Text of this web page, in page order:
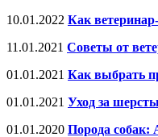
10.01.2022 Как
11.01.2021 Советы от
01.01.2021 Как выбрать
01.01.2021 Уход за
01.01.2020 Порода собак: